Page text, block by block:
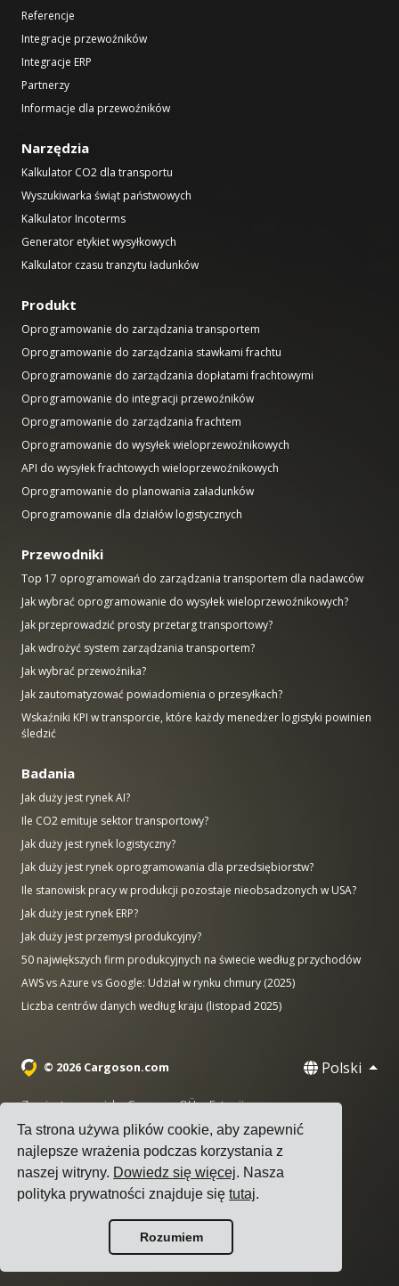
Ta strona używa plików cookie, aby zapewnić
najlepsze wrażenia podczas korzystania z
naszej witryny. Dowiedz się więcej. Nasza
polityka prywatności znajduje siętutaj.
Rozumiem
Referencje
Integracje przewoźników
Integracje ERP
Partnerzy
Informacje dla przewoźników
Narzędzia
Kalkulator CO2 dla transportu
Wyszukiwarka świąt państwowych
Kalkulator Incoterms
Generator etykiet wysyłkowych
Kalkulator czasu tranzytu ładunków
Produkt
Oprogramowanie do zarządzania transportem
Oprogramowanie do zarządzania stawkami frachtu
Oprogramowanie do zarządzania dopłatami frachtowymi
Oprogramowanie do integracji przewoźników
Oprogramowanie do zarządzania frachtem
Oprogramowanie do wysyłek wieloprzewoźnikowych
API do wysyłek frachtowych wieloprzewoźnikowych
Oprogramowanie do planowania załadunków
Oprogramowanie dla działów logistycznych
Przewodniki
Top 17 oprogramowań do zarządzania transportem dla nadawców
Jak wybrać oprogramowanie do wysyłek wieloprzewoźnikowych?
Jak przeprowadzić prosty przetarg transportowy?
Jak wdrożyć system zarządzania transportem?
Jak wybrać przewoźnika?
Jak zautomatyzować powiadomienia o przesyłkach?
Wskaźniki KPI w transporcie, które każdy menedżer logistyki powinien
śledzić
Badania
Jak duży jest rynek AI?
Ile CO2 emituje sektor transportowy?
Jak duży jest rynek logistyczny?
Jak duży jest rynek oprogramowania dla przedsiębiorstw?
Ile stanowisk pracy w produkcji pozostaje nieobsadzonych w USA?
Jak duży jest rynek ERP?
Jak duży jest przemysł produkcyjny?
50 największych firm produkcyjnych na świecie według przychodów
AWS vs Azure vs Google: Udział w rynku chmury (2025)
Liczba centrów danych według kraju (listopad 2025)
© 2026 Cargoson.com Polski
Zarejestrowana jako Cargoson OÜ w Estonii.
Nr rej: 14545832. VAT: EE102137680.
Siedziba: Pärnu mnt. 141, 11314 Tallinn, Estonia
+372 5555 0028· hello@cargoson.com
Warunki korzystania z usługi|Polityka Prywatności